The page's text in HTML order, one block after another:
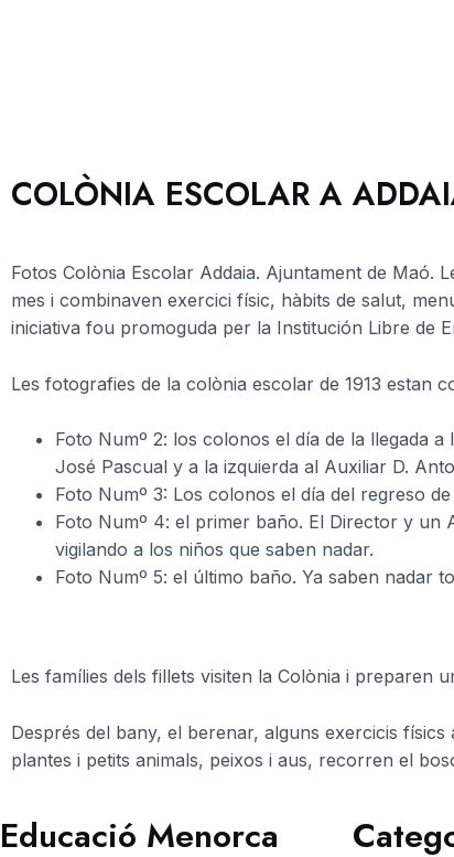
COLÒNIA ESCOLAR A
Fotos Colònia Escolar Addaia. Ajuntament de Maó.
mes i combinaven exercici físic, hàbits de salut,
iniciativa fou promoguda per la Institución Libre de
Les fotografies de la colònia escolar de 1913 estan
Foto Numº 2: los colonos el día de la llegada
José Pascual y a la izquierda al Auxiliar D.
Foto Numº 3: Los colonos el día del regreso
Foto Numº 4: el primer baño. El Director y un
vigilando a los niños que saben nadar.
Foto Numº 5: el último baño. Ya saben nadar
Les famílies dels fillets visiten la Colònia i preparen
Després del bany, el berenar, alguns exercicis
plantes i petits animals, peixos i aus, recorren el
Educació Menorca